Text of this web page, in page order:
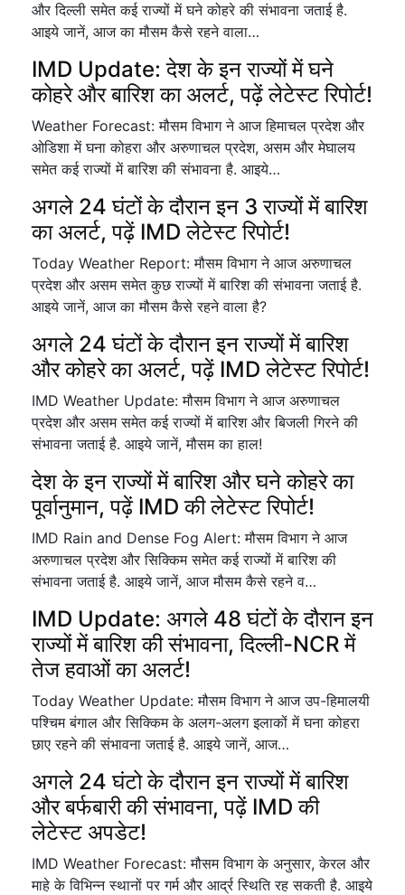
और दिल्ली समेत कई राज्यों में घने कोहरे की संभावना जताई है.
आइये जानें, आज का मौसम कैसे रहने वाला…
IMD Update: देश के इन राज्यों में घने
कोहरे और बारिश का अलर्ट, पढ़ें लेटेस्ट रिपोर्ट!
Weather Forecast: मौसम विभाग ने आज हिमाचल प्रदेश और
ओडिशा में घना कोहरा और अरुणाचल प्रदेश, असम और मेघालय
समेत कई राज्यों में बारिश की संभावना है. आइये…
अगले 24 घंटों के दौरान इन 3 राज्यों में बारिश
का अलर्ट, पढ़ें IMD लेटेस्ट रिपोर्ट!
Today Weather Report: मौसम विभाग ने आज अरुणाचल
प्रदेश और असम समेत कुछ राज्यों में बारिश की संभावना जताई है.
आइये जानें, आज का मौसम कैसे रहने वाला है?
अगले 24 घंटों के दौरान इन राज्यों में बारिश
और कोहरे का अलर्ट, पढ़ें IMD लेटेस्ट रिपोर्ट!
IMD Weather Update: मौसम विभाग ने आज अरुणाचल
प्रदेश और असम समेत कई राज्यों में बारिश और बिजली गिरने की
संभावना जताई है. आइये जानें, मौसम का हाल!
देश के इन राज्यों में बारिश और घने कोहरे का
पूर्वानुमान, पढ़ें IMD की लेटेस्ट रिपोर्ट!
IMD Rain and Dense Fog Alert: मौसम विभाग ने आज
अरुणाचल प्रदेश और सिक्किम समेत कई राज्यों में बारिश की
संभावना जताई है. आइये जानें, आज मौसम कैसे रहने व…
IMD Update: अगले 48 घंटों के दौरान इन
राज्यों में बारिश की संभावना, दिल्ली-NCR में
तेज हवाओं का अलर्ट!
Today Weather Update: मौसम विभाग ने आज उप-हिमालयी
पश्चिम बंगाल और सिक्किम के अलग-अलग इलाकों में घना कोहरा
छाए रहने की संभावना जताई है. आइये जानें, आज…
अगले 24 घंटो के दौरान इन राज्यों में बारिश
और बर्फबारी की संभावना, पढ़ें IMD की
लेटेस्ट अपडेट!
IMD Weather Forecast: मौसम विभाग के अनुसार, केरल और
माहे के विभिन्न स्थानों पर गर्म और आर्द्र स्थिति रह सकती है. आइये